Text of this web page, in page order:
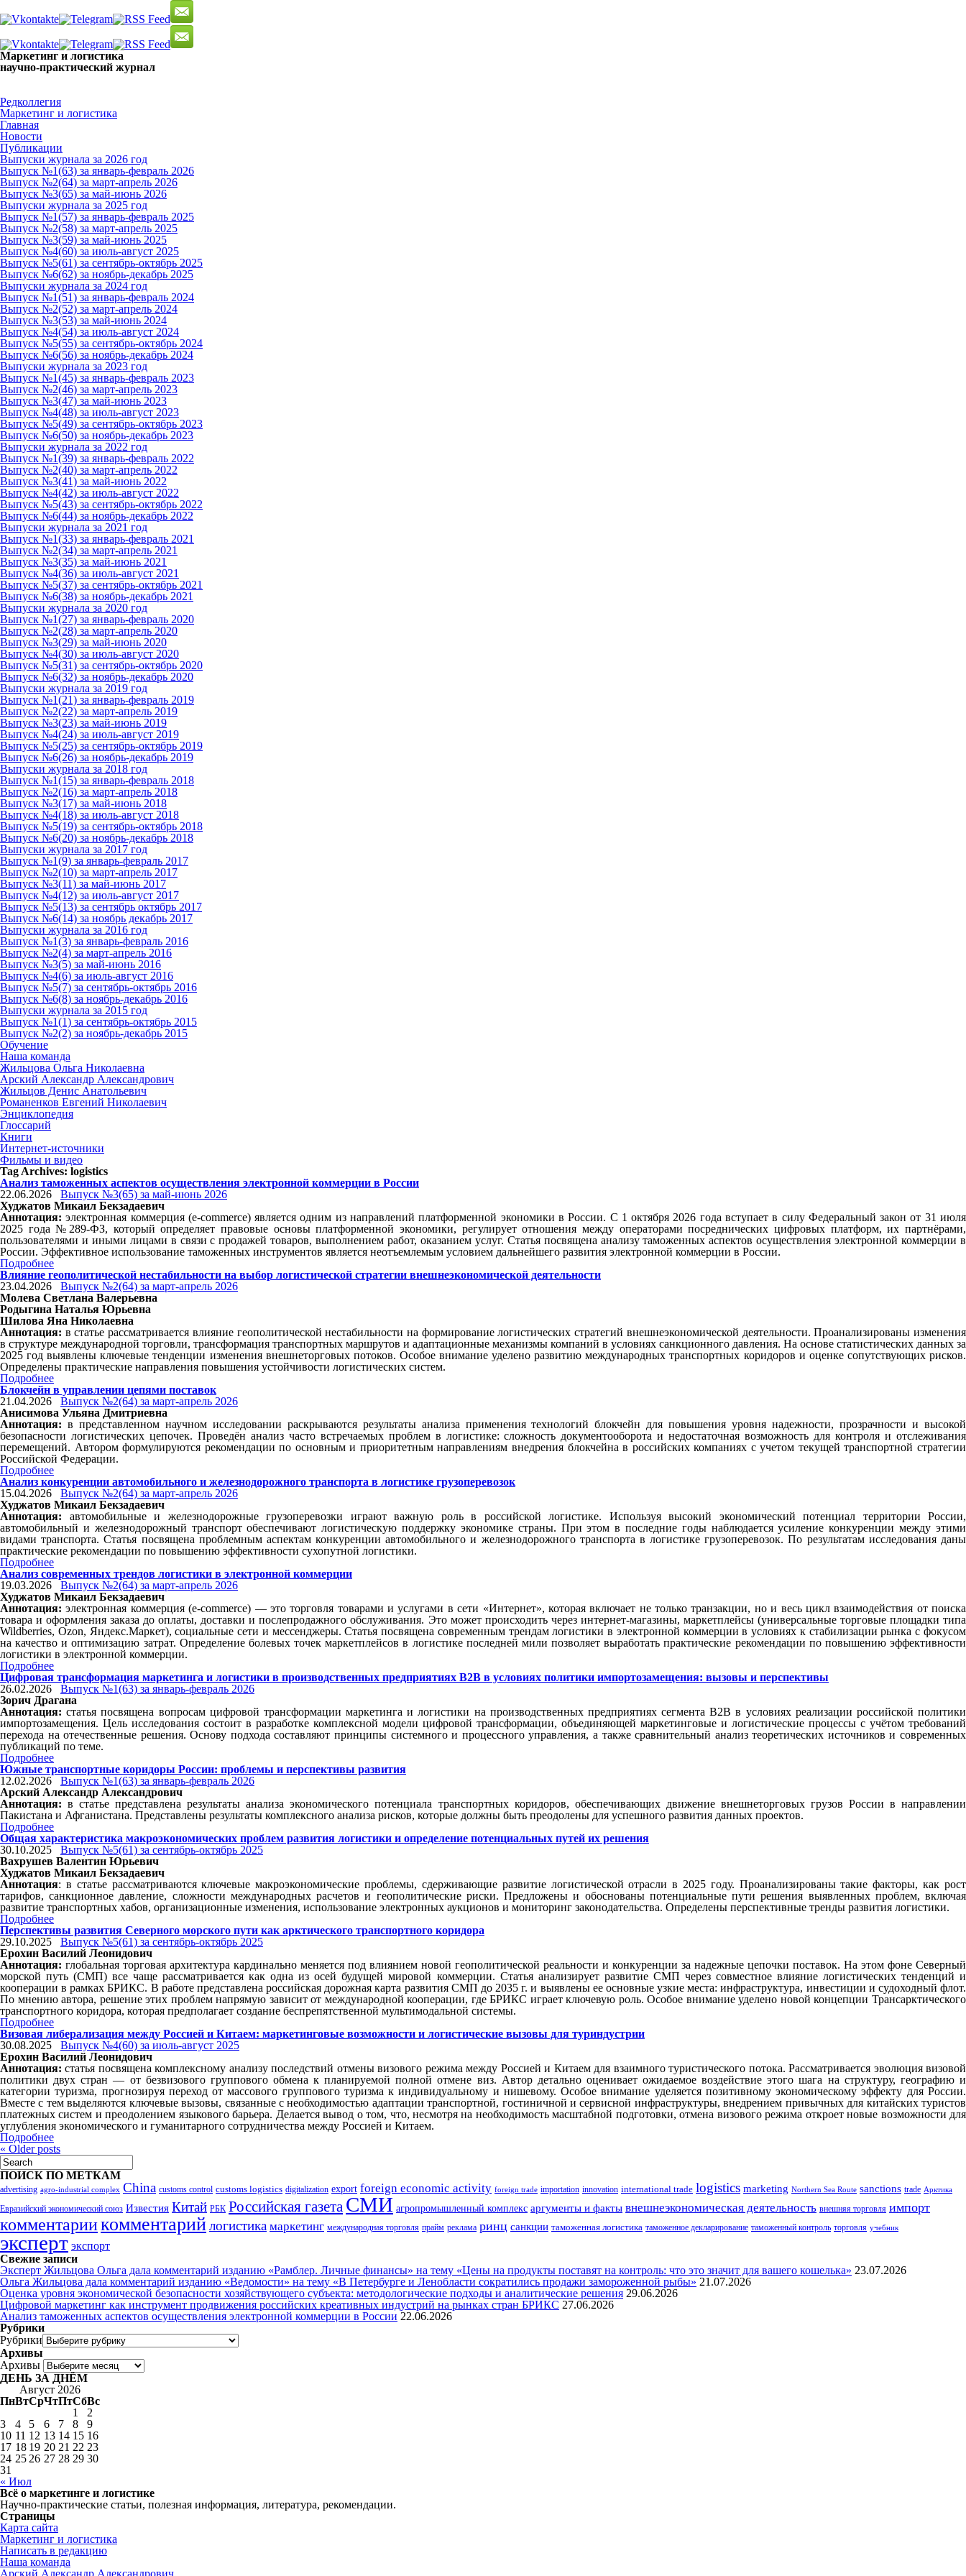
Маркетинг и логистика
научно-практический журнал
Редколлегия
Маркетинг и логистика
Главная
Новости
Публикации
Выпуски журнала за 2026 год
Выпуск №1(63) за январь-февраль 2026
Выпуск №2(64) за март-апрель 2026
Выпуск №3(65) за май-июнь 2026
Выпуски журнала за 2025 год
Выпуск №1(57) за январь-февраль 2025
Выпуск №2(58) за март-апрель 2025
Выпуск №3(59) за май-июнь 2025
Выпуск №4(60) за июль-август 2025
Выпуск №5(61) за сентябрь-октябрь 2025
Выпуск №6(62) за ноябрь-декабрь 2025
Выпуски журнала за 2024 год
Выпуск №1(51) за январь-февраль 2024
Выпуск №2(52) за март-апрель 2024
Выпуск №3(53) за май-июнь 2024
Выпуск №4(54) за июль-август 2024
Выпуск №5(55) за сентябрь-октябрь 2024
Выпуск №6(56) за ноябрь-декабрь 2024
Выпуски журнала за 2023 год
Выпуск №1(45) за январь-февраль 2023
Выпуск №2(46) за март-апрель 2023
Выпуск №3(47) за май-июнь 2023
Выпуск №4(48) за июль-август 2023
Выпуск №5(49) за сентябрь-октябрь 2023
Выпуск №6(50) за ноябрь-декабрь 2023
Выпуски журнала за 2022 год
Выпуск №1(39) за январь-февраль 2022
Выпуск №2(40) за март-апрель 2022
Выпуск №3(41) за май-июнь 2022
Выпуск №4(42) за июль-август 2022
Выпуск №5(43) за сентябрь-октябрь 2022
Выпуск №6(44) за ноябрь-декабрь 2022
Выпуски журнала за 2021 год
Выпуск №1(33) за январь-февраль 2021
Выпуск №2(34) за март-апрель 2021
Выпуск №3(35) за май-июнь 2021
Выпуск №4(36) за июль-август 2021
Выпуск №5(37) за сентябрь-октябрь 2021
Выпуск №6(38) за ноябрь-декабрь 2021
Выпуски журнала за 2020 год
Выпуск №1(27) за январь-февраль 2020
Выпуск №2(28) за март-апрель 2020
Выпуск №3(29) за май-июнь 2020
Выпуск №4(30) за июль-август 2020
Выпуск №5(31) за сентябрь-октябрь 2020
Выпуск №6(32) за ноябрь-декабрь 2020
Выпуски журнала за 2019 год
Выпуск №1(21) за январь-февраль 2019
Выпуск №2(22) за март-апрель 2019
Выпуск №3(23) за май-июнь 2019
Выпуск №4(24) за июль-август 2019
Выпуск №5(25) за сентябрь-октябрь 2019
Выпуск №6(26) за ноябрь-декабрь 2019
Выпуски журнала за 2018 год
Выпуск №1(15) за январь-февраль 2018
Выпуск №2(16) за март-апрель 2018
Выпуск №3(17) за май-июнь 2018
Выпуск №4(18) за июль-август 2018
Выпуск №5(19) за сентябрь-октябрь 2018
Выпуск №6(20) за ноябрь-декабрь 2018
Выпуски журнала за 2017 год
Выпуск №1(9) за январь-февраль 2017
Выпуск №2(10) за март-апрель 2017
Выпуск №3(11) за май-июнь 2017
Выпуск №4(12) за июль-август 2017
Выпуск №5(13) за сентябрь октябрь 2017
Выпуск №6(14) за ноябрь декабрь 2017
Выпуски журнала за 2016 год
Выпуск №1(3) за январь-февраль 2016
Выпуск №2(4) за март-апрель 2016
Выпуск №3(5) за май-июнь 2016
Выпуск №4(6) за июль-август 2016
Выпуск №5(7) за сентябрь-октябрь 2016
Выпуск №6(8) за ноябрь-декабрь 2016
Выпуски журнала за 2015 год
Выпуск №1(1) за сентябрь-октябрь 2015
Выпуск №2(2) за ноябрь-декабрь 2015
Обучение
Наша команда
Жильцова Ольга Николаевна
Арский Александр Александрович
Жильцов Денис Анатольевич
Романенков Евгений Николаевич
Энциклопедия
Глоссарий
Книги
Интернет-источники
Фильмы и видео
Tag Archives: logistics
Анализ таможенных аспектов осуществления электронной коммерции в России
22.06.2026
Выпуск №3(65) за май-июнь 2026
Худжатов Микаил Бекзадаевич
Аннотация: электронная коммерция (e-commerce) является одним из направлений платформенной экономики в России. С 1 октября 2026 года вступает в силу Федеральный закон от 31 июля
2025 года №289-ФЗ, который определяет правовые основы платформенной экономики, регулирует отношения между операторами посреднических цифровых платформ, их партнёрами,
пользователями и иными лицами в связи с продажей товаров, выполнением работ, оказанием услуг. Статья посвящена анализу таможенных аспектов осуществления электронной коммерции в
России. Эффективное использование таможенных инструментов является неотъемлемым условием дальнейшего развития электронной коммерции в России.
Подробнее
Влияние геополитической нестабильности на выбор логистической стратегии внешнеэкономической деятельности
23.04.2026
Выпуск №2(64) за март-апрель 2026
Молева Светлана Валерьевна
Родыгина Наталья Юрьевна
Шилова Яна Николаевна
Аннотация: в статье рассматривается влияние геополитической нестабильности на формирование логистических стратегий внешнеэкономической деятельности. Проанализированы изменения
в структуре международной торговли, трансформация транспортных маршрутов и адаптационные механизмы компаний в условиях санкционного давления. На основе статистических данных за
2025 год выявлены ключевые тенденции изменения внешнеторговых потоков. Особое внимание уделено развитию международных транспортных коридоров и оценке сопутствующих рисков.
Определены практические направления повышения устойчивости логистических систем.
Подробнее
Блокчейн в управлении цепями поставок
21.04.2026
Выпуск №2(64) за март-апрель 2026
Анисимова Ульяна Дмитриевна
Аннотация: в представленном научном исследовании раскрываются результаты анализа применения технологий блокчейн для повышения уровня надежности, прозрачности и высокой
безопасности логистических цепочек. Проведён анализ часто встречаемых проблем в логистике: сложность документооборота и недостаточная возможность для контроля и отслеживания
перемещений. Автором формулируются рекомендации по основным и приоритетным направлениям внедрения блокчейна в российских компаниях с учетом текущей транспортной стратегии
Российской Федерации.
Подробнее
Анализ конкуренции автомобильного и железнодорожного транспорта в логистике грузоперевозок
15.04.2026
Выпуск №2(64) за март-апрель 2026
Худжатов Микаил Бекзадаевич
Аннотация: автомобильные и железнодорожные грузоперевозки играют важную роль в российской логистике. Используя высокий экономический потенциал территории России,
автомобильный и железнодорожный транспорт обеспечивают логистическую поддержку экономике страны. При этом в последние годы наблюдается усиление конкуренции между этими
видами транспорта. Статья посвящена проблемным аспектам конкуренции автомобильного и железнодорожного транспорта в логистике грузоперевозок. По результатам исследования даны
практические рекомендации по повышению эффективности сухопутной логистики.
Подробнее
Анализ современных трендов логистики в электронной коммерции
19.03.2026
Выпуск №2(64) за март-апрель 2026
Худжатов Микаил Бекзадаевич
Аннотация: электронная коммерция (e-commerce) — это торговля товарами и услугами в сети «Интернет», которая включает не только транзакции, но и весь цикл взаимодействия от поиска
товара и оформления заказа до оплаты, доставки и послепродажного обслуживания. Это может происходить через интернет-магазины, маркетплейсы (универсальные торговые площадки типа
Wildberries, Ozon, Яндекс.Маркет), социальные сети и мессенджеры. Статья посвящена современным трендам логистики в электронной коммерции в условиях к стабилизации рынка с фокусом
на качество и оптимизацию затрат. Определение болевых точек маркетплейсов в логистике последней мили позволяет выработать практические рекомендации по повышению эффективности
логистики в электронной коммерции.
Подробнее
Цифровая трансформация маркетинга и логистики в производственных предприятиях B2B в условиях политики импортозамещения: вызовы и перспективы
26.02.2026
Выпуск №1(63) за январь-февраль 2026
Зорич Драгана
Аннотация: статья посвящена вопросам цифровой трансформации маркетинга и логистики на производственных предприятиях сегмента B2B в условиях реализации российской политики
импортозамещения. Цель исследования состоит в разработке комплексной модели цифровой трансформации, объединяющей маркетинговые и логистические процессы с учётом требований
перехода на отечественные решения. Основу подхода составляют принципы системного и процессного управления, а также сравнительный анализ теоретических источников и современных
публикаций по теме.
Подробнее
Южные транспортные коридоры России: проблемы и перспективы развития
12.02.2026
Выпуск №1(63) за январь-февраль 2026
Арский Александр Александрович
Аннотация: в статье представлена результаты анализа экономического потенциала транспортных коридоров, обеспечивающих движение внешнеторговых грузов России в направлении
Пакистана и Афганистана. Представлены результаты комплексного анализа рисков, которые должны быть преодолены для успешного развития данных проектов.
Подробнее
Общая характеристика макроэкономических проблем развития логистики и определение потенциальных путей их решения
30.10.2025
Выпуск №5(61) за сентябрь-октябрь 2025
Вахрушев Валентин Юрьевич
Худжатов Микаил Бекзадаевич
Аннотация: в статье рассматриваются ключевые макроэкономические проблемы, сдерживающие развитие логистической отрасли в 2025 году. Проанализированы такие факторы, как рост
тарифов, санкционное давление, сложности международных расчетов и геополитические риски. Предложены и обоснованы потенциальные пути решения выявленных проблем, включая
развитие транспортных хабов, организационные изменения, использование электронных аукционов и мониторинг законодательства. Определены перспективные тренды развития логистики.
Подробнее
Перспективы развития Северного морского пути как арктического транспортного коридора
29.10.2025
Выпуск №5(61) за сентябрь-октябрь 2025
Ерохин Василий Леонидович
Аннотация: глобальная торговая архитектура кардинально меняется под влиянием новой геополитической реальности и конкуренции за надежные цепочки поставок. На этом фоне Северный
морской путь (СМП) все чаще рассматривается как одна из осей будущей мировой коммерции. Статья анализирует развитие СМП через совместное влияние логистических тенденций и
кооперации в рамках БРИКС. В работе представлена российская дорожная карта развития СМП до 2035 г. и выявлены ее основные узкие места: инфраструктура, инвестиции и судоходный флот.
По мнению автора, решение этих проблем напрямую зависит от международной кооперации, где БРИКС играет ключевую роль. Особое внимание уделено новой концепции Трансарктического
транспортного коридора, которая предполагает создание беспрепятственной мультимодальной системы.
Подробнее
Визовая либерализация между Россией и Китаем: маркетинговые возможности и логистические вызовы для туриндустрии
30.08.2025
Выпуск №4(60) за июль-август 2025
Ерохин Василий Леонидович
Аннотация: статья посвящена комплексному анализу последствий отмены визового режима между Россией и Китаем для взаимного туристического потока. Рассматривается эволюция визовой
политики двух стран — от безвизового группового обмена к планируемой полной отмене виз. Автор детально оценивает ожидаемое воздействие этого шага на структуру, географию и
категории туризма, прогнозируя переход от массового группового туризма к индивидуальному и нишевому. Особое внимание уделяется позитивному экономическому эффекту для России.
Вместе с тем выделяются ключевые вызовы, связанные с необходимостью адаптации транспортной, гостиничной и сервисной инфраструктуры, внедрением привычных для китайских туристов
платежных систем и преодолением языкового барьера. Делается вывод о том, что, несмотря на необходимость масштабной подготовки, отмена визового режима откроет новые возможности для
углубления экономического и гуманитарного сотрудничества между Россией и Китаем.
Подробнее
« Older posts
ПОИСК ПО МЕТКАМ
advertising agro-industrial complex China customs control customs logistics digitalization export foreign economic activity foreign trade importation innovation international trade logistics marketing Northern Sea Route sanctions trade Арктика
Евразийский экономический союз Известия Китай РБК Российская газета СМИ агропромышленный комплекс аргументы и факты внешнеэкономическая деятельность внешняя торговля импорт
комментариикомментарийлогистика маркетинг международная торговля прайм реклама ринц санкции таможенная логистика таможенное декларирование таможенный контроль торговля учебник
эксперт экспорт
Свежие записи
Эксперт Жильцова Ольга дала комментарий изданию «Рамблер. Личные финансы» на тему «Цены на продукты поставят на контроль: что это значит для вашего кошелька» 23.07.2026
Ольга Жильцова дала комментарий изданию «Ведомости» на тему «В Петербурге и Ленобласти сократились продажи замороженной рыбы» 21.07.2026
Оценка уровня экономической безопасности хозяйствующего субъекта: методологические подходы и аналитические решения 29.06.2026
Цифровой маркетинг как инструмент продвижения российских креативных индустрий на рынках стран БРИКС 27.06.2026
Анализ таможенных аспектов осуществления электронной коммерции в России 22.06.2026
Рубрики
Рубрики
Архивы
Архивы
ДЕНЬ ЗА ДНЁМ
Август 2026
ПнВтСрЧтПтСбВс
1
2
3
4 5 6 7 8
9
10 11 12 13 14 15 16
17 18 19 20 21 22 23
24 25 26 27 28 29 30
31
« Июл
Всё о маркетинге и логистике
Научно-практические статьи, полезная информация, литература, рекомендации.
Страницы
Карта сайта
Маркетинг и логистика
Написать в редакцию
Наша команда
Арский Александр Александрович